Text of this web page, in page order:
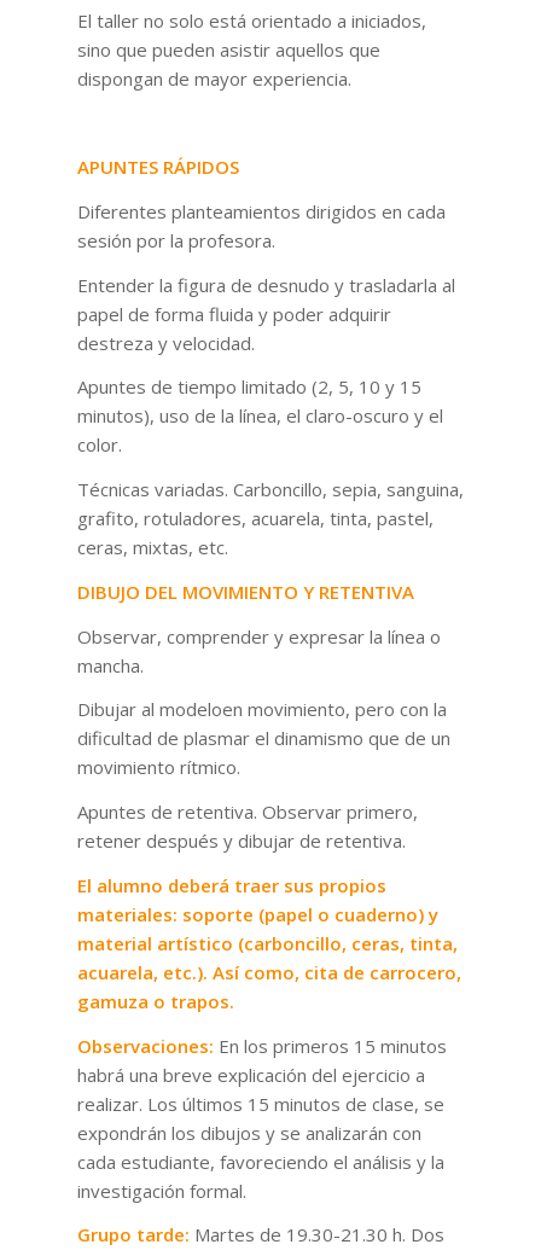
El taller no solo está orientado a iniciados,
sino que pueden asistir aquellos que
dispongan de mayor experiencia.
APUNTES RÁPIDOS
Diferentes planteamientos dirigidos en cada
sesión por la profesora.
Entender la figura de desnudo y trasladarla al
papel de forma fluida y poder adquirir
destreza y velocidad.
Apuntes de tiempo limitado (2, 5, 10 y 15
minutos), uso de la línea, el claro-oscuro y el
color.
Técnicas variadas. Carboncillo, sepia, sanguina,
grafito, rotuladores, acuarela, tinta, pastel,
ceras, mixtas, etc.
DIBUJO DEL MOVIMIENTO Y RETENTIVA
Observar, comprender y expresar la línea o
mancha.
Dibujar al modeloen movimiento, pero con la
dificultad de plasmar el dinamismo que de un
movimiento rítmico.
Apuntes de retentiva. Observar primero,
retener después y dibujar de retentiva.
El alumno deberá traer sus propios
materiales: soporte (papel o cuaderno) y
material artístico (carboncillo, ceras, tinta,
acuarela, etc.). Así como, cita de carrocero,
gamuza o trapos.
Observaciones: En los primeros 15 minutos
habrá una breve explicación del ejercicio a
realizar. Los últimos 15 minutos de clase, se
expondrán los dibujos y se analizarán con
cada estudiante, favoreciendo el análisis y la
investigación formal.
Grupo tarde: Martes de 19.30-21.30 h. Dos